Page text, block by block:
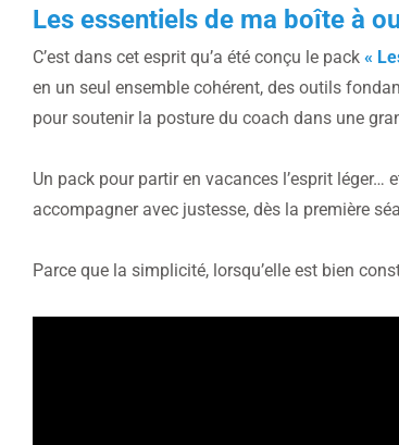
Les essentiels de ma boîte à
C’est dans cet esprit qu’a été conçu le pack «
en un seul ensemble cohérent, des outils
pour soutenir la posture du coach dans une
Un pack pour partir en vacances l’esprit
accompagner avec justesse, dès la première
Parce que la simplicité, lorsqu’elle est bien